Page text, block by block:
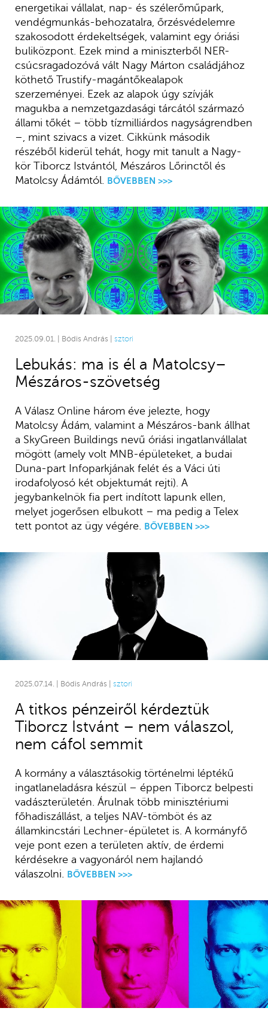
energetikai vállalat, nap- és szélerőműpark,
vendégmunkás-behozatalra, őrzésvédelemre
szakosodott érdekeltségek, valamint egy óriási
buliközpont. Ezek mind a miniszterből NER-
csúcsragadozóvá vált Nagy Márton családjához
köthető Trustify-magántőkealapok
szerzeményei. Ezek az alapok úgy szívják
magukba a nemzetgazdasági tárcától származó
állami tőkét – több tízmilliárdos nagyságrendben
–, mint szivacs a vizet. Cikkünk második
részéből kiderül tehát, hogy mit tanult a Nagy-
kör Tiborcz Istvántól, Mészáros Lőrinctől és
Matolcsy Ádámtól.
BŐVEBBEN >>>
2025.09.01. | Bódis András | sztori
Lebukás: ma is él a Matolcsy–
Mészáros-szövetség
A Válasz Online három éve jelezte, hogy
Matolcsy Ádám, valamint a Mészáros-bank állhat
a SkyGreen Buildings nevű óriási ingatlanvállalat
mögött (amely volt MNB-épületeket, a budai
Duna-part Infoparkjának felét és a Váci úti
irodafolyosó két objektumát rejti). A
jegybankelnök fia pert indított lapunk ellen,
melyet jogerősen elbukott – ma pedig a Telex
tett pontot az ügy végére.
BŐVEBBEN >>>
2025.07.14. | Bódis András | sztori
A titkos pénzeiről kérdeztük
Tiborcz Istvánt – nem válaszol,
nem cáfol semmit
A kormány a választásokig történelmi léptékű
ingatlaneladásra készül – éppen Tiborcz belpesti
vadászterületén. Árulnak több minisztériumi
főhadiszállást, a teljes NAV-tömböt és az
államkincstári Lechner-épületet is. A kormányfő
veje pont ezen a területen aktív, de érdemi
kérdésekre a vagyonáról nem hajlandó
válaszolni. BŐVEBBEN >>>